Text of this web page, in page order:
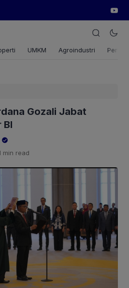
UMKM Agroindustri
Gozali Jabat
BI
min read